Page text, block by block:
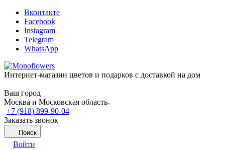
Вконтакте
Facebook
Instagram
Telegram
WhatsApp
Интернет-магазин цветов и подарков с доставкой на дом
Ваш город
Москва и Московская область
+7 (918) 899-90-04
Заказать звонок
Поиск
Войти